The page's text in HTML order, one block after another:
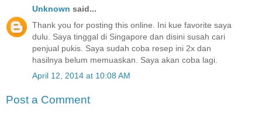
Unknown said...
Thank you for posting this online. Ini kue favorite saya
dulu. Saya tinggal di Singapore dan disini susah cari
penjual pukis. Saya sudah coba resep ini 2x dan
hasilnya belum memuaskan. Saya akan coba lagi.
April 12, 2014 at 10:08 AM
Post a Comment